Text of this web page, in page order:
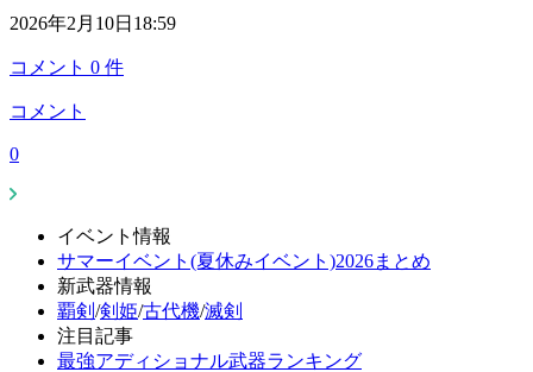
2026年2月10日18:59
コメント 0 件
コメント
0
イベント情報
サマーイベント(夏休みイベント)2026まとめ
新武器情報
覇剣 /剣姫/古代機/滅剣
注目記事
最強アディショナル武器ランキング